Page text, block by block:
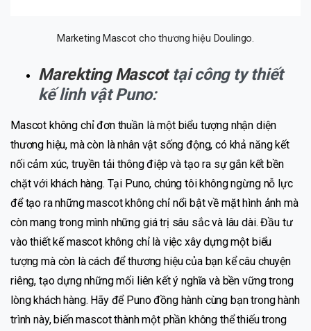
Marketing Mascot cho thương hiệu Doulingo.
Marekting Mascottại công ty thiết
kế linh vật Puno:
Mascot không chỉ đơn thuần là một biểu tượng nhận diện
thương hiệu, mà còn là nhân vật sống động, có khả năng kết
nối cảm xúc, truyền tải thông điệp và tạo ra sự gắn kết bền
chặt với khách hàng. Tại Puno, chúng tôi không ngừng nỗ lực
để tạo ra những mascot không chỉ nổi bật về mặt hình ảnh mà
còn mang trong mình những giá trị sâu sắc và lâu dài. Đầu tư
vào thiết kế mascot không chỉ là việc xây dựng một biểu
tượng mà còn là cách để thương hiệu của bạn kể câu chuyện
riêng, tạo dựng những mối liên kết ý nghĩa và bền vững trong
lòng khách hàng. Hãy để Puno đồng hành cùng bạn trong hành
trình này, biến mascot thành một phần không thể thiếu trong